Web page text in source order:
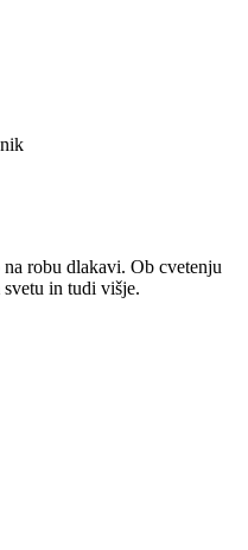
robu dlakavi. Ob cvetenju
in tudi višje.